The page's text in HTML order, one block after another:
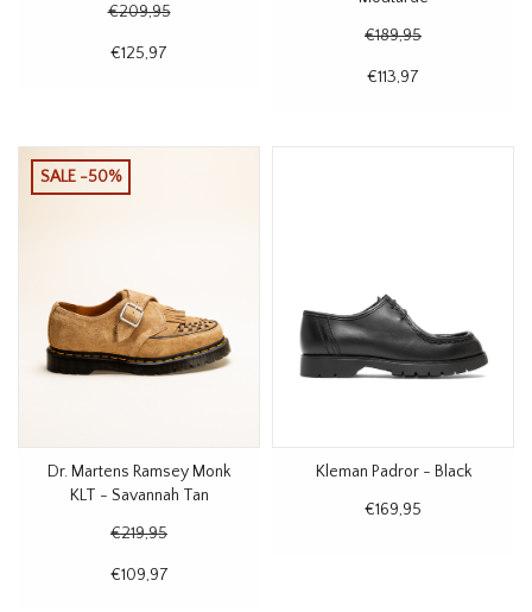
€209,95
€125,97
€189,95
€113,97
SALE -50%
Dr. Martens Ramsey Monk
KLT - Savannah Tan
€219,95
€109,97
Kleman Padror - Black
€169,95